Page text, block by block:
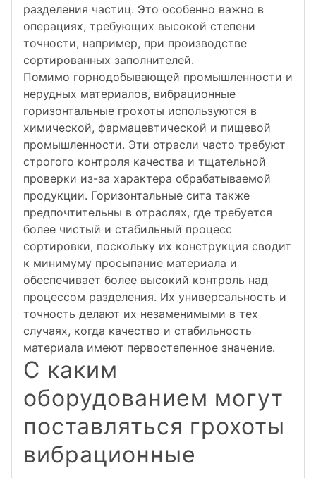
разделения частиц. Это особенно важно в
операциях, требующих высокой степени
точности, например, при производстве
сортированных заполнителей.
Помимо горнодобывающей промышленности и
нерудных материалов, вибрационные
горизонтальные грохоты используются в
химической, фармацевтической и пищевой
промышленности. Эти отрасли часто требуют
строгого контроля качества и тщательной
проверки из-за характера обрабатываемой
продукции. Горизонтальные сита также
предпочтительны в отраслях, где требуется
более чистый и стабильный процесс
сортировки, поскольку их конструкция сводит
к минимуму просыпание материала и
обеспечивает более высокий контроль над
процессом разделения. Их универсальность и
точность делают их незаменимыми в тех
случаях, когда качество и стабильность
материала имеют первостепенное значение.
С каким
оборудованием могут
поставляться грохоты
вибрационные